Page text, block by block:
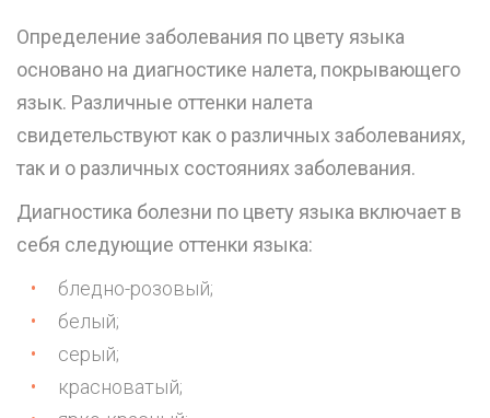
Определение заболевания по цвету языка
основано на диагностике налета, покрывающего
язык. Различные оттенки налета
свидетельствуют как о различных заболеваниях,
так и о различных состояниях заболевания.
Диагностика болезни по цвету языка включает в
себя следующие оттенки языка:
бледно-розовый;
белый;
серый;
красноватый;